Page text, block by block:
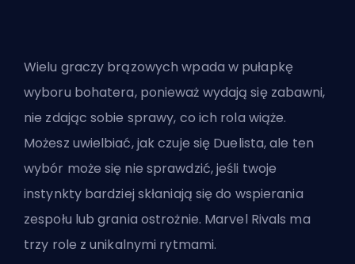
Wielu graczy brązowych wpada w pułapkę
wyboru bohatera, ponieważ wydają się zabawni,
nie zdając sobie sprawy, co ich rola wiąże.
Możesz uwielbiać, jak czuje się Duelista, ale ten
wybór może się nie sprawdzić, jeśli twoje
instynkty bardziej skłaniają się do wspierania
zespołu lub grania ostrożnie. Marvel Rivals ma
trzy role z unikalnymi rytmami.